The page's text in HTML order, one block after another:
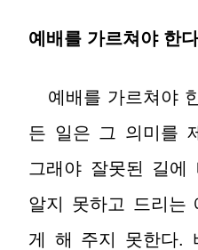
예배를 가르쳐야 한다
예배를 가르쳐야
든 일은 그 의미를
그래야 잘못된 길
알지 못하고 드리는
게 해 주지 못한다.